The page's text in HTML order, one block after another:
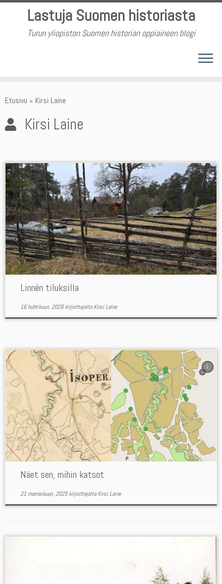
Skip
Lastuja Suomen historiasta
Turun yliopiston Suomen historian oppiaineen blogi
Etusivu » Kirsi Laine
Kirsi Laine
Linnén tiluksilla
16 huhtikuun, 2026 kirjoittajaltaKirsi Laine
1
Näet sen, mihin katsot
21 marraskuun, 2025 kirjoittajaltaKirsi Laine